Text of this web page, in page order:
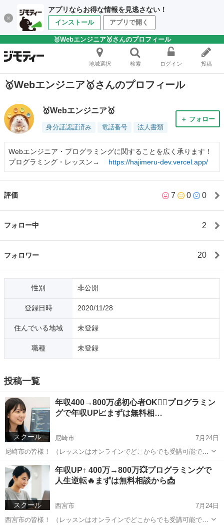
アプリならお得な情報を見逃さない！
インストール アプリで開く
🥇Webエンジニア🥇さんのプロフィール
地域選択 検索 ログイン 投稿
🥇Webエンジニア🥇さんのプロフィール
🥇Webエンジニア🥇
身分証認証済み 電話番号 法人書類
＋ フォロー
Webエンジニア・プログラミングに関することを広く承ります！
プログラミング・レッスン→ https://hajimeru-dev.vercel.app/
評価 7 0 0
フォロー中 2
フォロワー 20
性別 非公開
登録日時 2020/11/28
住んでいる地域 未登録
職種 未登録
投稿一覧
スクール
年収400→800万💰初心者OK🙆‍♂️プログラミン
グで年収UP📈まずは無料相…
尼崎市
7月24日
尼崎市の皆様！ （レッスンはオンラインでどこからでも受講可能で
す！） 気になったらご質問だけでもOKなのでご連絡いただければと
思います！
兵庫 尼崎市 プログラミング おにぎり
スクール
年収UP↑ 400万→800万💥プログラミングで
人生逆転🔥まずは無料相談から📩
西宮市
7月24日
西宮市の皆様！ （レッスンはオンラインでどこからでも受講可能で